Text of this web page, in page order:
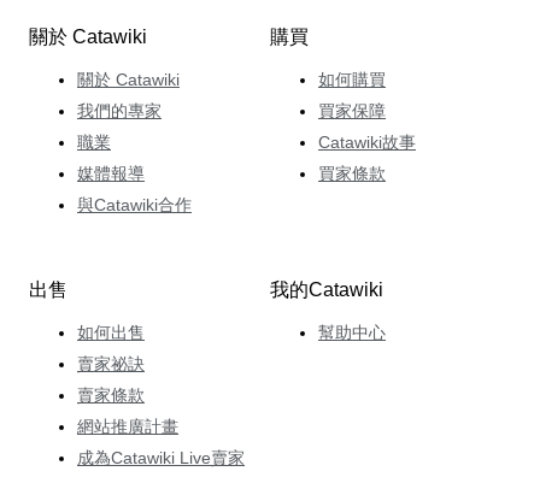
關於 Catawiki
關於 Catawiki
我們的專家
職業
媒體報導
與Catawiki合作
購買
如何購買
買家保障
Catawiki故事
買家條款
出售
如何出售
賣家祕訣
賣家條款
網站推廣計畫
成為Catawiki Live賣家
我的Catawiki
幫助中心